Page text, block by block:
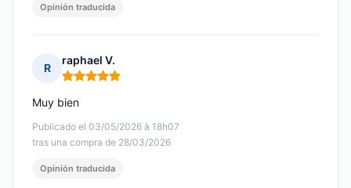
Opinión traducida
R
raphael V.
Nota: 5 de 5
Publicado el 03/05/2026 à 18h07
tras una compra de 28/03/2026
Muy bien
Opinión traducida